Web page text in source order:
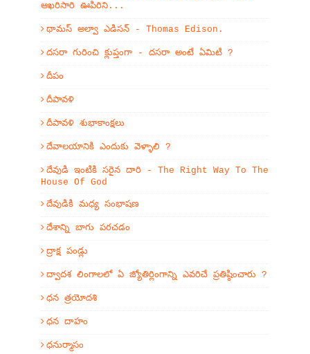
ఆఖరిసారి ఊపిరిని...
థామస్ అల్వా ఎడిసన్ - Thomas Edison.
దసరా గురించి క్లుప్తంగా - దసరా అంటే ఏమిటి ?
దీపం
దీపావళి
దీపావళి శుభాకాంక్షలు
దేవాలయానికి ఎందుకు వెళ్ళాలి ?
దేవుడి ఇంటికి సరైన దారి - The Right Way To The
House Of God
దేవుడికి మధ్య సంభాషణ
దేశాన్ని బాగు పరచడం
ద్రాక్ష పండ్లు
ద్వాదశ లింగాలలో ఏ జ్యోతిర్లింగాన్ని ఎవరిచే ప్రతిష్ఠించారు ?
ధన త్రయోదశి
ధన దాహం
ధనుర్మాసం